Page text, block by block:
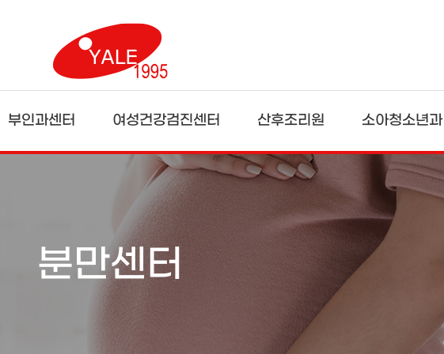
부인과센터 여성건강검진센터 산후조리원 소아청소년과
분만센터